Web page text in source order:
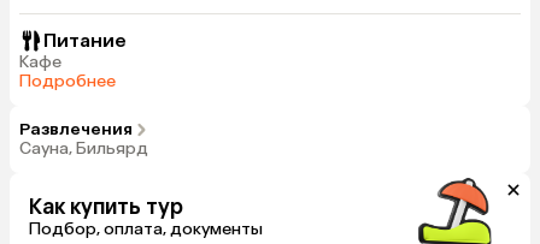
Питание
Кафе
Подробнее
Развлечения
Сауна, Бильярд
Как купить тур
Подбор, оплата, документы